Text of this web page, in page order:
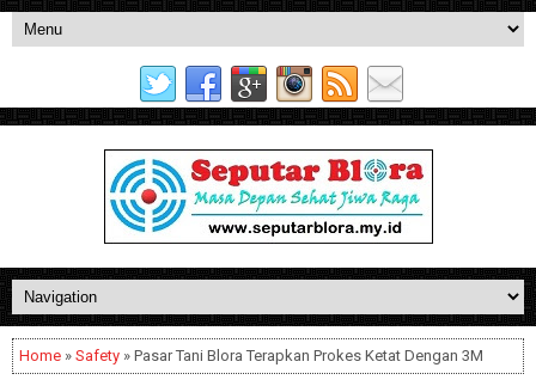
Home » Safety » Pasar Tani Blora Terapkan Prokes Ketat Dengan 3M